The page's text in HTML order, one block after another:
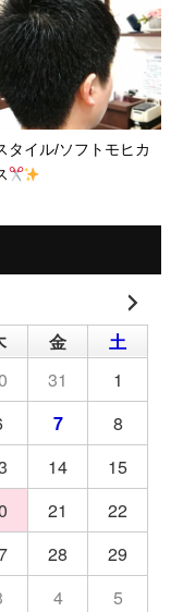
タイル/ソフトモヒカ
金
土
31
1
7
8
14
15
21
22
28
29
4 5